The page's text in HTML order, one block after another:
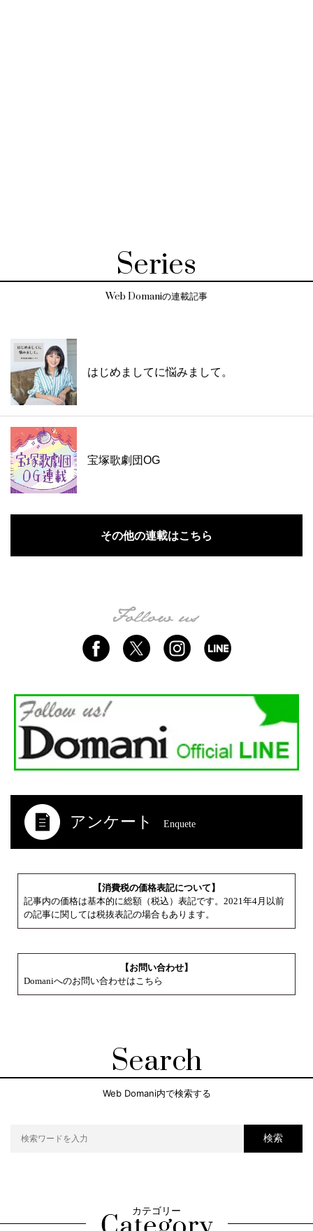
Series
Web Domaniの連載記事
はじめましてに悩みまして。
宝塚歌劇団OG
その他の連載はこちら
アンケート Enquete
【消費税の価格表記について】
記事内の価格は基本的に総額（税込）表記です。2021年4月以前
の記事に関しては税抜表記の場合もあります。
【お問い合わせ】
Domaniへのお問い合わせはこちら
Search
Web Domani内で検索する
検索
カテゴリー